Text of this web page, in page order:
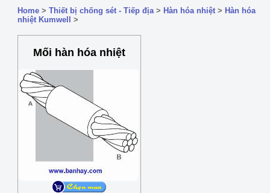
Home > Thiết bị chống sét - Tiếp địa > Hàn hóa nhiệt > Hàn hóa
nhiệt Kumwell
>
Mối hàn hóa nhiệt